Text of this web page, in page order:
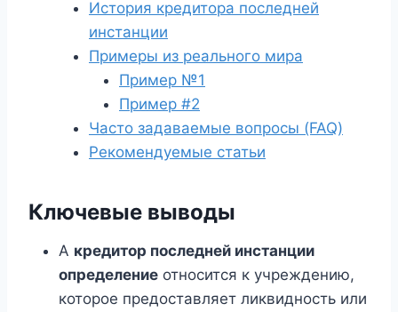
История кредитора последней
инстанции
Примеры из реального мира
Пример №1
Пример #2
Часто задаваемые вопросы (FAQ)
Рекомендуемые статьи
Ключевые выводы
А кредитор последней инстанции
определение относится к учреждению,
которое предоставляет ликвидность или